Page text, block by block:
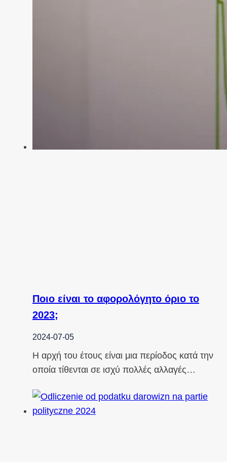
Ποιο είναι το αφορολόγητο όριο το
2023;
2024-07-05
Η αρχή του έτους είναι μια περίοδος κατά την
οποία τίθενται σε ισχύ πολλές αλλαγές…